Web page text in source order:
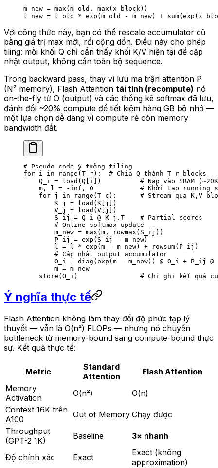
m_new = max(m_old, max(x_block))
l_new = l_old * exp(m_old - m_new) +
Với công thức này, bạn có thể rescale accumulator cũ
bằng giá trị max mới, rồi cộng dồn. Điều này cho phép
tiling: mỗi khối Q chỉ cần thấy khối K/V hiện tại để cập
nhật output, không cần toàn bộ sequence.
Trong backward pass, thay vì lưu ma trận attention P
(N² memory), Flash Attention tái tính (recompute) nó
on-the-fly từ O (output) và các thống kê softmax đã lưu,
đánh đổi ~20% compute để tiết kiệm hàng GB bộ nhớ —
một lựa chọn dễ dàng vì compute rẻ còn memory
bandwidth đắt.
# Pseudo-code ý tưởng tiling
for i in range (T_r): # Chia Q thành T_r blocks
    Q_i
= load(Q[i]) # Nạp vào SRAM
    m, l
= - inf, 0
# Khởi tạo running
    for
j in range (T_c): # Stream qua K,V
        K_j
= load(K[j])
        V_j
= load(V[j])
        S_ij
= Q_i @ K_j.T # Partial scores
        # Online softmax update
        m_new
= max (m, rowmax(S_ij))
        P_ij
= exp(S_ij -
m_new)
        l
= l * exp(m - m_new) + rowsum(P_ij)
        # Cập nhật output accumulator
        O_i
= diag(exp(m - m_new)) @ O_i + P_ij @
        m
= m_new
    store(O_i)
# Chỉ ghi kết quả
Ý nghĩa thực tế
Flash Attention không làm thay đổi độ phức tạp lý
thuyết — vẫn là O(n²) FLOPs — nhưng nó chuyển
bottleneck từ memory-bound sang compute-bound thực
sự. Kết quả thực tế:
Metric
Standard
Attention
Flash Attention
Memory
Activation
O(n²)
O(n)
Context 16K trên
A100
Out of Memory Chạy được
Throughput
(GPT-2 1K)
Baseline 3× nhanh
Độ chính xác Exact
Exact (không
approximation)